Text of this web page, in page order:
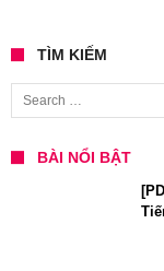
TÌM KIẾM
Search for:
BÀI NỔI BẬT